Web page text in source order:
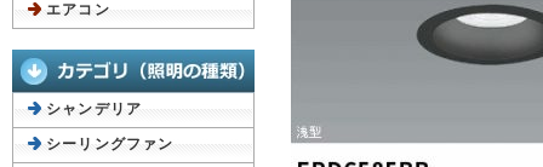
エアコン
シャンデリア
シーリングファン